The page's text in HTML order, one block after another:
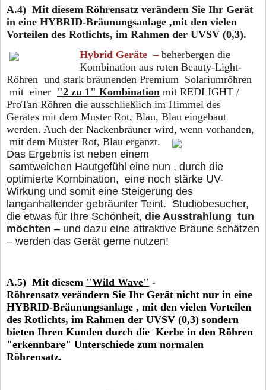
A.4) Mit diesem Röhrensatz verändern Sie Ihr Gerät
in eine HYBRID-Bräunungsanlage ,mit den vielen
Vorteilen des Rotlichts, im Rahmen der UVSV (0,3).
Hybrid Geräte –beherbergen die
Kombination aus roten Beauty-Light-
Röhren und stark bräunenden Premium Solariumröhren
mit einer "2 zu 1" Kombination mit REDLIGHT /
ProTan Röhren die ausschließlich im Himmel des
Gerätes mit dem Muster Rot, Blau, Blau eingebaut
werden. Auch der Nackenbräuner wird, wenn vorhanden,
mit dem Muster Rot, Blau ergänzt.
Das Ergebnis ist neben einem
samtweichen Hautgefühl eine nun , durch die
optimierte Kombination, eine noch stärke UV-
Wirkung und somit eine Steigerung des
langanhaltender gebräunter Teint. Studiobesucher,
die etwas für Ihre Schönheit, die Ausstrahlung tun
möchten – und dazu eine attraktive Bräune schätzen
– werden das Gerät gerne nutzen!
A.5) Mit diesem "Wild Wave" -
Röhrensatz verändern Sie Ihr Gerät nicht nur in eine
HYBRID-Bräunungsanlage , mit den vielen Vorteilen
des Rotlichts, im Rahmen der UVSV (0,3) sondern
bieten Ihren Kunden durch die Kerbe in den Röhren
"erkennbare" Unterschiede zum normalen
Röhrensatz.